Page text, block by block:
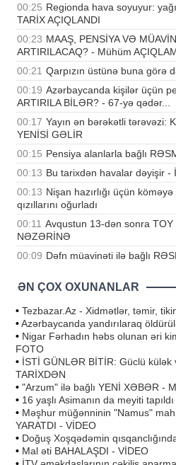
00:25 Regionda hava soyuyur:
TARİX AÇIQLANDI
00:23 MAAŞ, PENSİYA VƏ
ARTIRILACAQ? - Mühüm
00:21 Qarpızın üstünə buna görə
00:19 Azərbaycanda kişilər üçün
ARTIRILA BİLƏR? - 67-yə qədər...
00:17 Yayın ən bərəkətli tərəvəzi:
YENİSİ GƏLİR
00:15 Pensiya alanlarla bağlı
00:13 Bu tarixdən havalar dəyişir -
00:13 Nişan hazırlığı üçün
qızıllarını oğurladı
00:11 Avqustun 13-dən sonra
NƏZƏRİNƏ
00:09 Dəfn müavinəti ilə bağlı
ƏN ÇOX OXUNANLAR
• Tezbazar.Az - Xidmətlər, təmir,
•Azərbaycanda yandırılaraq
• Nigar Fərhadın həbs olunan əri
FOTO
• İSTİ GÜNLƏR BİTİR: Güclü külək
TARİXDƏN
• "Arzum" ilə bağlı YENİ XƏBƏR -
• 16 yaşlı Asimanın da meyiti tapıldı
• Məşhur müğənninin "Namus"
YARATDI - VİDEO
• Doğuş Xoşqədəmin
• Mal əti BAHALAŞDI - VİDEO